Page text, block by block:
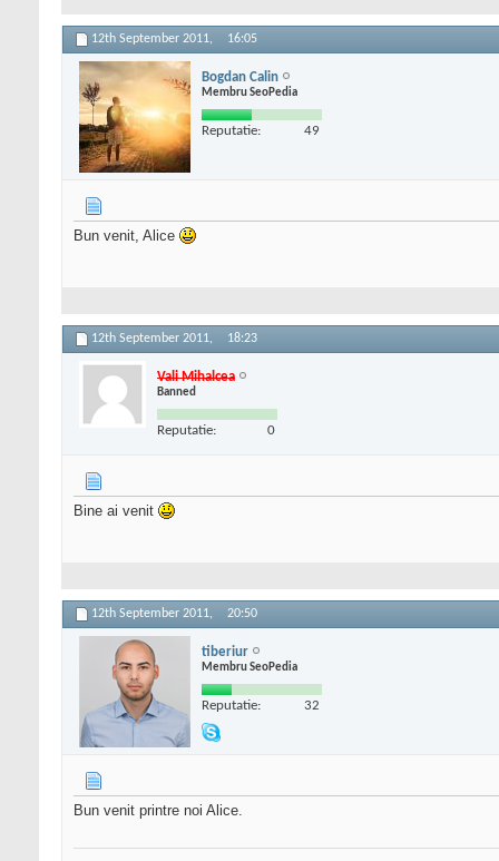
12th September 2011, 16:05
Bogdan Calin
Membru SeoPedia
Reputatie: 49
Bun venit, Alice
12th September 2011, 18:23
Vali Mihalcea
Banned
Reputatie: 0
Bine ai venit
12th September 2011, 20:50
tiberiur
Membru SeoPedia
Reputatie: 32
Bun venit printre noi Alice.